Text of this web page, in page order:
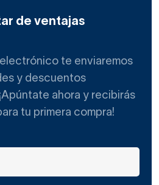
de ventajas
te enviaremos
y descuentos
ahora y recibirás
tu primera compra!